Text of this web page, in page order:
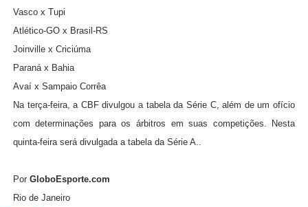
Vasco x Tupi
Atlético-GO x Brasil-RS
Joinville x Criciúma
Paraná x Bahia
Avaí x Sampaio Corrêa
Na terça-feira, a CBF divulgou a tabela da Série C, além de um ofício
com determinações para os árbitros em suas competições. Nesta
quinta-feira será divulgada a tabela da Série A..
Por GloboEsporte.com
Rio de Janeiro